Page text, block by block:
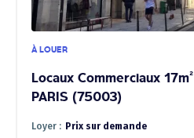
À LOUER
Locaux Commerciaux 17m²
PARIS (75003)
Loyer : Prix sur demande